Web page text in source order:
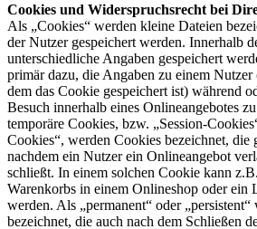
Cookies und Widerspruchsrecht bei
Als „Cookies“ werden kleine Dateien
der Nutzer gespeichert werden. Innerhalb
unterschiedliche Angaben gespeichert
primär dazu, die Angaben zu einem
dem das Cookie gespeichert ist) während
Besuch innerhalb eines Onlineangebotes
temporäre Cookies, bzw. „Session-
Cookies“, werden Cookies bezeichnet, die
nachdem ein Nutzer ein Onlineangebot
schließt. In einem solchen Cookie kann
Warenkorbs in einem Onlineshop oder ein
werden. Als „permanent“ oder
bezeichnet, die auch nach dem Schließen